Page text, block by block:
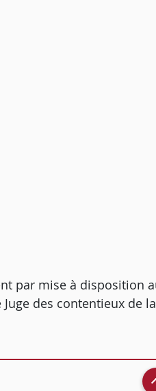
par mise à disposition
des contentieux de la